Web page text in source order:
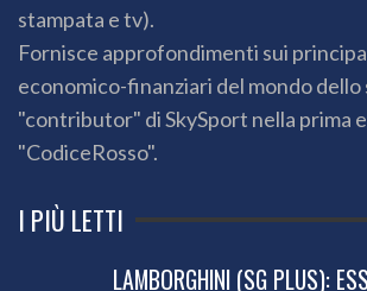
stampata e tv).
Fornisce approfondimenti sui
economico-finanziari del mondo
"contributor" di SkySport nella prima
"CodiceRosso".
I PIÙ LETTI
LAMBORGHINI (SG PLUS):